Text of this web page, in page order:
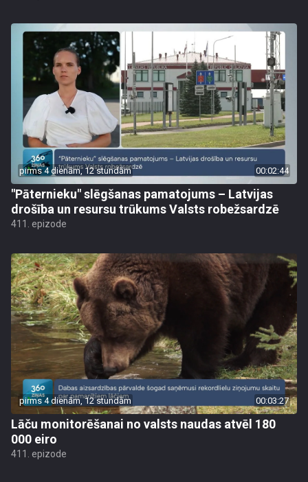
pirms 4 dienām, 12 stundām 00:02:44
"Pāternieku" slēgšanas pamatojums – Latvijas
drošība un resursu trūkums Valsts robežsardzē
411. epizode
pirms 4 dienām, 12 stundām 00:03:27
Lāču monitorēšanai no valsts naudas atvēl 180
000 eiro
411. epizode